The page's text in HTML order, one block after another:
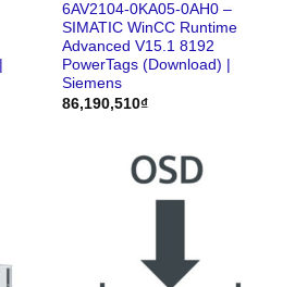
6AV2104-0KA05-0AH0 –
SIMATIC WinCC Runtime
Advanced V15.1 8192
PowerTags (Download) |
Siemens
86,190,510₫